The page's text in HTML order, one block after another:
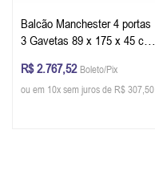
Balcão Manchester 4 portas
3 Gavetas 89 x 175 x 45 cm
Musgo - Imbuia Glazer
R$ 2.767,52 Boleto/Pix
ou em 10x sem juros de R$ 307,50